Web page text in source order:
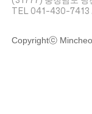
TEL 041-430-
Copyrightⓒ